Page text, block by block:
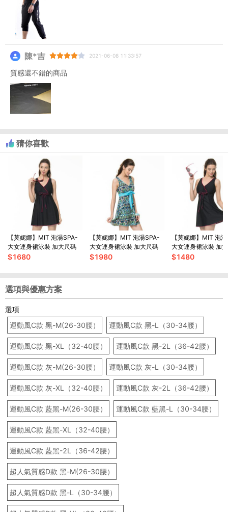
陳*吉 2021-06-08 11:33:57
質感還不錯的商品
猜你喜歡
【莫妮娜】MIT 泡湯SPA-
大女連身裙泳裝 加大尺碼
$1680
【莫妮娜】MIT 泡湯SPA-
大女連身裙泳裝 加大尺碼
$1980
【莫妮娜】MIT 泡
大女連身裙泳裝 加
$1480
選項與優惠方案
選項
運動風C款 黑-M(26-30腰）
運動風C款 黑-L（30-34腰）
運動風C款 黑-XL（32-40腰） 運動風C款 黑-2L（36-42腰）
運動風C款 灰-M(26-30腰） 運動風C款 灰-L（30-34腰）
運動風C款 灰-XL（32-40腰） 運動風C款 灰-2L（36-42腰）
運動風C款 藍黑-M(26-30腰） 運動風C款 藍黑-L（30-34腰）
運動風C款 藍黑-XL（32-40腰）
運動風C款 藍黑-2L（36-42腰）
超人氣質感D款 黑-M(26-30腰）
超人氣質感D款 黑-L（30-34腰）